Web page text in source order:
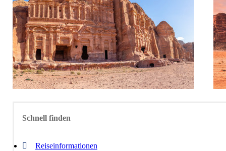
Schnell finden
Reiseinformationen